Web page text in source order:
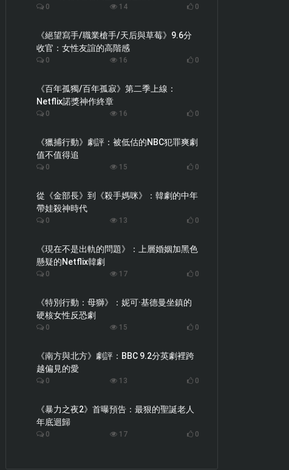
0 14 0
《絕望寫手/職業槍手/天后與草莓》9.6分
收官：女性友誼的高階感
0 16 0
《百年孤獨/百年孤寂》第二季上線：
Netflix諾獎神作終章
0 16 0
《獵捕行動》劇評：被低估的NBC犯罪爽劇
值不值得追
0 15 0
從《金部長》到《殺手媽咪》：韓劇的中年
帶娃殺神時代
0 13 0
《現在不是出軌的問題》：上層婚姻加黑色
懸疑的Netflix韓劇
0 17 0
《特別行動：母獅》：妮可·基德曼坐鎮的
硬核女性反恐劇
0 15 0
《南方與北方》劇評：BBC 9.2分英劇裡跨
越偏見的愛
0 13 0
《暴力之夜2》首曝預告：最狠的聖誕老人
年底迴歸
0 17 0